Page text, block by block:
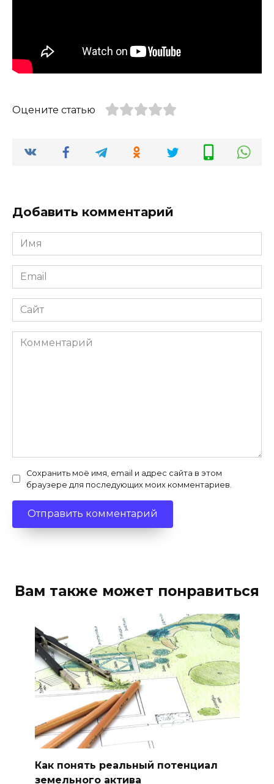
Оцените статью
Добавить комментарий
Имя
*
Email
*
Сайт
Комментарий
Сохранить моё имя, email и адрес сайта в этом
браузере для последующих моих комментариев.
Вам также может понравиться
Как понять реальный потенциал
земельного актива